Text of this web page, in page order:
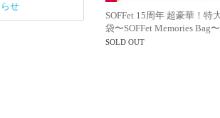
せ
SOFFet 15周年 超豪華！特
袋〜SOFFet Memories Bag
SOLD OUT